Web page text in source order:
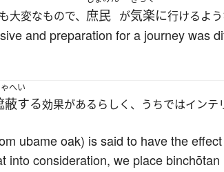
大変なもので、 庶民 が気楽に行けるよう
and preparation for a journey was
へい
蔽する効果があるらしく、うちではイン
ubame oak) is said to have the
into consideration, we place